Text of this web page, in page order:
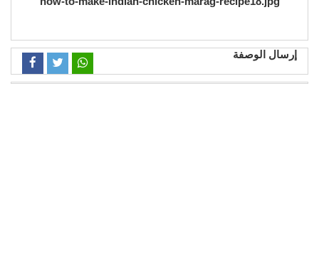
إرسال الوصفة